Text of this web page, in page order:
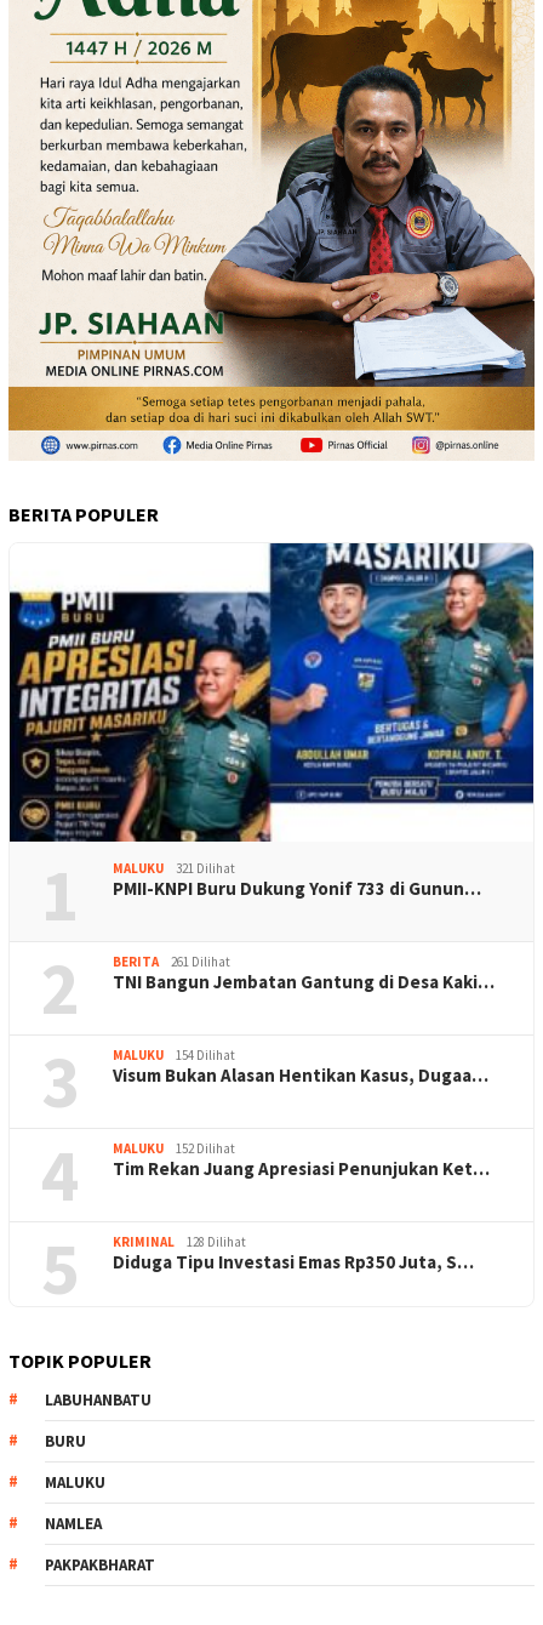
BERITA POPULER
1 MALUKU 321 Dilihat
PMII-KNPI Buru Dukung Yonif 733 di Gunun…
2 BERITA 261 Dilihat
TNI Bangun Jembatan Gantung di Desa Kaki…
3 MALUKU 154 Dilihat
Visum Bukan Alasan Hentikan Kasus, Dugaa…
4 MALUKU 152 Dilihat
Tim Rekan Juang Apresiasi Penunjukan Ket…
5 KRIMINAL 128 Dilihat
Diduga Tipu Investasi Emas Rp350 Juta, S…
TOPIK POPULER
LABUHANBATU
BURU
MALUKU
NAMLEA
PAKPAKBHARAT